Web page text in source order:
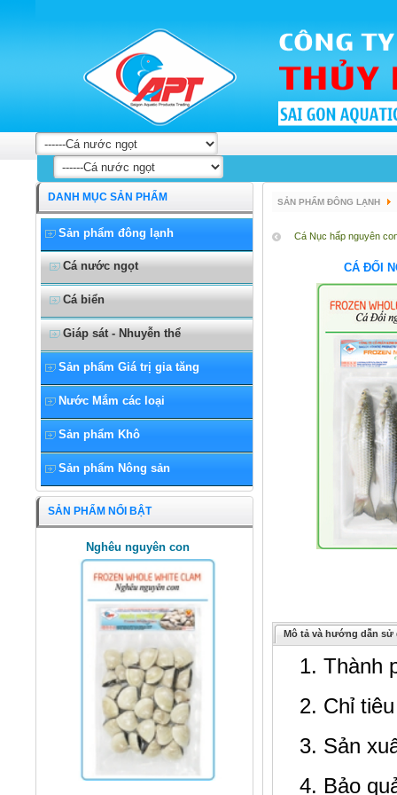
SẢN PHẨM ĐÔNG LẠNH
Cá Nục hấp nguyên
CÁ ĐỐI
Mô tả và hướng dẫn sử
1. Thành
2. Chỉ
3. Sản
4. Bảo
DANH MỤC SẢN PHẨM
Sản phẩm đông lạnh
Cá nước ngọt
Cá biển
Giáp sát - Nhuyễn thể
Sản phẩm Giá trị gia tăng
Nước Mắm các loại
Sản phẩm Khô
Sản phẩm Nông sản
SẢN PHẨM NỔI BẬT
Nghêu nguyên con